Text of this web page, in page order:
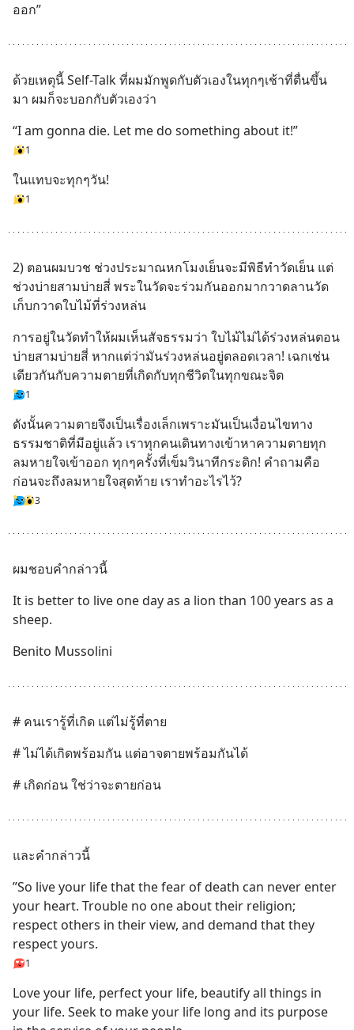
ออก”
ด้วยเหตุนี้ Self-Talk ที่ผมมักพูดกับตัวเองในทุกๆเช้าที่ตื่นขึ้น
มา ผมก็จะบอกกับตัวเองว่า
“I am gonna die. Let me do something about it!”
1
ในแทบจะทุกๆวัน!
1
2) ตอนผมบวช ช่วงประมาณหกโมงเย็นจะมีพิธีทำวัดเย็น แต่
ช่วงบ่ายสามบ่ายสี่ พระในวัดจะร่วมกันออกมากวาดลานวัด
เก็บกวาดใบไม้ที่ร่วงหล่น
การอยู่ในวัดทำให้ผมเห็นสัจธรรมว่า ใบไม้ไม่ได้ร่วงหล่นตอน
บ่ายสามบ่ายสี่ หากแต่ว่ามันร่วงหล่นอยู่ตลอดเวลา! เฉกเช่น
เดียวกันกับความตายที่เกิดกับทุกชีวิตในทุกขณะจิต
1
ดังนั้นความตายจึงเป็นเรื่องเล็กเพราะมันเป็นเงื่อนไขทาง
ธรรมชาติที่มีอยู่แล้ว เราทุกคนเดินทางเข้าหาความตายทุก
ลมหายใจเข้าออก ทุกๆครั้งที่เข็มวินาทีกระดิก! คำถามคือ
ก่อนจะถึงลมหายใจสุดท้าย เราทำอะไรไว้?
3
ผมชอบคำกล่าวนี้
It is better to live one day as a lion than 100 years as a
sheep.
Benito Mussolini
# คนเรารู้ที่เกิด แต่ไม่รู้ที่ตาย
# ไม่ได้เกิดพร้อมกัน แต่อาจตายพร้อมกันได้
# เกิดก่อน ใช่ว่าจะตายก่อน
และคำกล่าวนี้
”So live your life that the fear of death can never enter
your heart. Trouble no one about their religion;
respect others in their view, and demand that they
respect yours.
1
Love your life, perfect your life, beautify all things in
your life. Seek to make your life long and its purpose